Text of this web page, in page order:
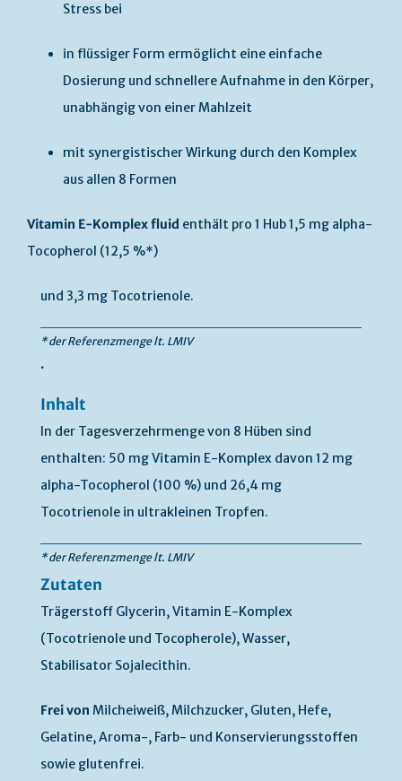
Stress bei
in flüssiger Form ermöglicht eine einfache
Dosierung und schnellere Aufnahme in den Körper,
unabhängig von einer Mahlzeit
mit synergistischer Wirkung durch den Komplex
aus allen 8 Formen
Vitamin E-Komplex fluid enthält pro 1 Hub 1,5 mg alpha-
Tocopherol (12,5 %*)
und 3,3 mg Tocotrienole.
* der Referenzmenge lt. LMIV
.
Inhalt
In der Tagesverzehrmenge von 8 Hüben sind
enthalten: 50 mg Vitamin E-Komplex davon 12 mg
alpha-Tocopherol (100 %) und 26,4 mg
Tocotrienole in ultrakleinen Tropfen.
* der Referenzmenge lt. LMIV
Zutaten
Trägerstoff Glycerin, Vitamin E-Komplex
(Tocotrienole und Tocopherole), Wasser,
Stabilisator Sojalecithin.
Frei von Milcheiweiß, Milchzucker, Gluten, Hefe,
Gelatine, Aroma-, Farb- und Konservierungsstoffen
sowie glutenfrei.